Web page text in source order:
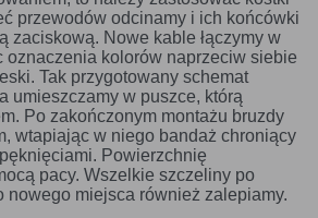
na niektórych stronach. Pliki
służące do zapisywania tzw. "stanu
pomagają ulepszać usługi i zwiększać
przeglądania stron
sprawne działanie samej witryny
dostępnych na niej funkcji
wyświetlanie reklam, które są
interesujące dla użytkowników, a
bardziej wartościowe dla
i reklamodawców, personalizować
przewodów odcinamy i ich końcówki
zaciskową. Nowe kable łączymy w
oznaczenia kolorów naprzeciw siebie
Tak przygotowany schemat
umieszczamy w puszce, którą
Po zakończonym montażu bruzdy
wtapiając w niego bandaż chroniący
Powierzchnię
pacy. Wszelkie szczeliny po
nowego miejsca również zalepiamy.